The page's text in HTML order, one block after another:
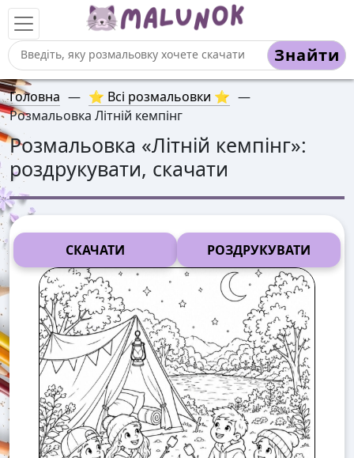
Знайти
Головна — ⭐ Всі розмальовки ⭐ —
Розмальовка Літній кемпінг
Розмальовка «Літній кемпінг»:
роздрукувати, скачати
СКАЧАТИ РОЗДРУКУВАТИ